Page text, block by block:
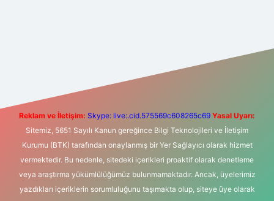
Reklam ve İletişim: Skype: live:.cid.575569c608265c69 Yasal Uyarı:
Sitemiz, 5651 Sayılı Kanun gereğince Bilgi Teknolojileri ve İletişim
Kurumu (BTK) tarafından onaylanmış bir Yer Sağlayıcı olarak hizmet
vermektedir. Bu nedenle, sitedeki içerikleri proaktif olarak denetleme
veya araştırma yükümlülüğümüz bulunmamaktadır. Ancak, üyelerimiz
yazdıkları içeriklerin sorumluluğunu taşımakta olup, siteye üye olarak